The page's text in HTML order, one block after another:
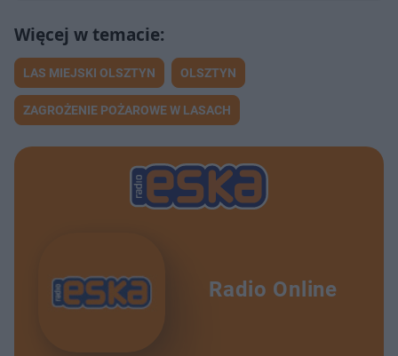
LAS MIEJSKI OLSZTYN OLSZTYN
ZAGROŻENIE POŻAROWE W LASACH
Radio Online